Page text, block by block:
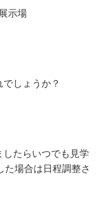
示場
しょうか？
したらいつでも見学
た場合は日程調整さ